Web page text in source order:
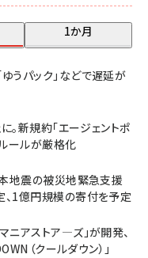
1か月
うパック」などで遅延が
新規約「エージェントポ
ールが厳格化
本地震の被災地緊急支援
1億円規模の寄付を予定
ニアストア―ズ」が開発、
（クールダウン）」